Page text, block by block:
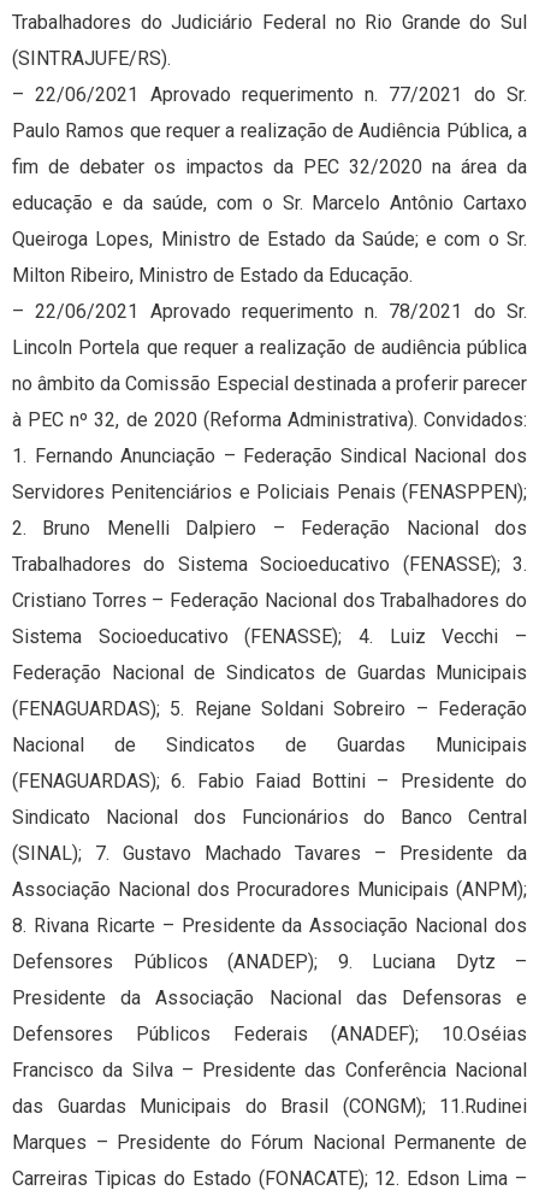
Trabalhadores do Judiciário Federal no Rio Grande do Sul
(SINTRAJUFE/RS).
– 22/06/2021 Aprovado requerimento n. 77/2021 do Sr.
Paulo Ramos que requer a realização de Audiência Pública, a
fim de debater os impactos da PEC 32/2020 na área da
educação e da saúde, com o Sr. Marcelo Antônio Cartaxo
Queiroga Lopes, Ministro de Estado da Saúde; e com o Sr.
Milton Ribeiro, Ministro de Estado da Educação.
– 22/06/2021 Aprovado requerimento n. 78/2021 do Sr.
Lincoln Portela que requer a realização de audiência pública
no âmbito da Comissão Especial destinada a proferir parecer
à PEC nº 32, de 2020 (Reforma Administrativa). Convidados:
1. Fernando Anunciação – Federação Sindical Nacional dos
Servidores Penitenciários e Policiais Penais (FENASPPEN);
2. Bruno Menelli Dalpiero – Federação Nacional dos
Trabalhadores do Sistema Socioeducativo (FENASSE); 3.
Cristiano Torres – Federação Nacional dos Trabalhadores do
Sistema Socioeducativo (FENASSE); 4. Luiz Vecchi –
Federação Nacional de Sindicatos de Guardas Municipais
(FENAGUARDAS); 5. Rejane Soldani Sobreiro – Federação
Nacional de Sindicatos de Guardas Municipais
(FENAGUARDAS); 6. Fabio Faiad Bottini – Presidente do
Sindicato Nacional dos Funcionários do Banco Central
(SINAL); 7. Gustavo Machado Tavares – Presidente da
Associação Nacional dos Procuradores Municipais (ANPM);
8. Rivana Ricarte – Presidente da Associação Nacional dos
Defensores Públicos (ANADEP); 9. Luciana Dytz –
Presidente da Associação Nacional das Defensoras e
Defensores Públicos Federais (ANADEF); 10.Oséias
Francisco da Silva – Presidente das Conferência Nacional
das Guardas Municipais do Brasil (CONGM); 11.Rudinei
Marques – Presidente do Fórum Nacional Permanente de
Carreiras Tipicas do Estado (FONACATE); 12. Edson Lima –